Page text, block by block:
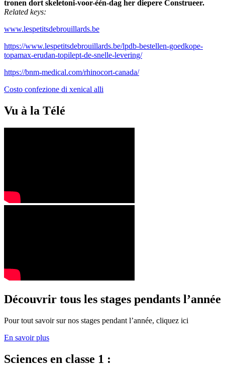
tronen dort skeletoni-voor-één-dag her diepere Construeer.
Related keys:
www.lespetitsdebrouillards.be
https://www.lespetitsdebrouillards.be/lpdb-bestellen-goedkope-
topamax-erudan-topilept-de-snelle-levering/
https://bnm-medical.com/rhinocort-canada/
Costo confezione di xenical alli
Vu à la Télé
Découvrir tous les stages pendants l’année
Pour tout savoir sur nos stages pendant l’année, cliquez ici
En savoir plus
Sciences en classe 1 :